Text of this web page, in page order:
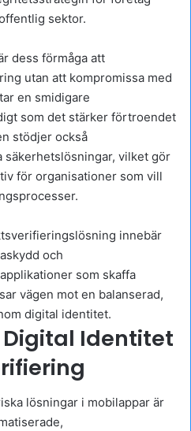
sektor.
dess förmåga att
utan att kompromissa med
en smidigare
som det stärker förtroendet
stödjer också
vilket gör
för organisationer som vill
innebär
och
som skaffa
vägen mot en balanserad,
digital identitet.
Identitet
lösningar i mobilappar är